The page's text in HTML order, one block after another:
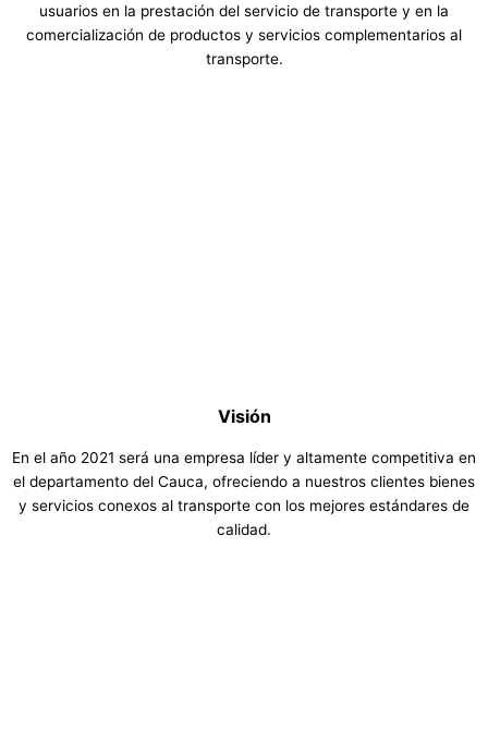
usuarios en la prestación del servicio de transporte y en la
comercialización de productos y servicios complementarios al
transporte.
Visión
En el año 2021 será una empresa líder y altamente competitiva en
el departamento del Cauca, ofreciendo a nuestros clientes bienes
y servicios conexos al transporte con los mejores estándares de
calidad.